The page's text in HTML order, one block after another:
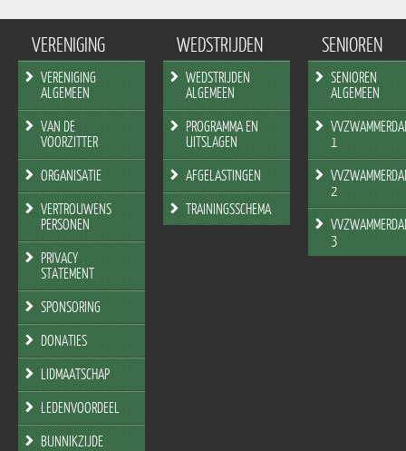
VERENIGING
VERENIGING
ALGEMEEN
VAN DE
VOORZITTER
ORGANISATIE
VERTROUWENS
PERSONEN
PRIVACY
STATEMENT
SPONSORING
DONATIES
LIDMAATSCHAP
LEDENVOORDEEL
BUNNIKZIJDE
WEDSTRIJDEN
WEDSTRIJDEN
ALGEMEEN
PROGRAMMA EN
UITSLAGEN
AFGELASTINGEN
TRAININGSSCHEMA
SENIOREN
SENIOREN
ALGEMEEN
1
2
3